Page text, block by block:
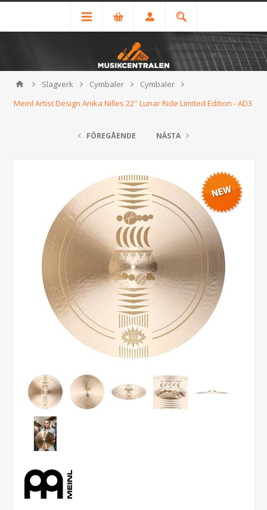
Slagverk Cymbaler
Cymbaler
Meinl Artist Design Anika Nilles 22'' Lunar Ride Limited Edition - AD3
FÖREGÅENDE NÄSTA